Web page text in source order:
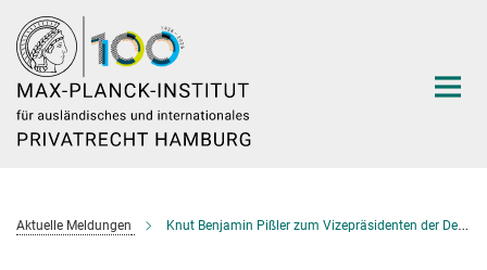
Hauptinhalt
Aktuelle Meldungen Knut Benjamin Pißler zum Vizepräsidenten der Deutsch-Chinesischen Juristenvereinigung gewählt